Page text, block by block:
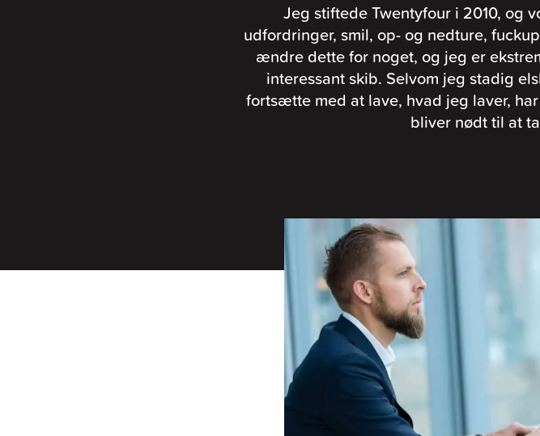
Jeg stiftede Twentyfour i 2010, og
udfordringer, smil, op- og nedture,
ændre dette for noget, og jeg er
interessant skib. Selvom jeg stadig
fortsætte med at lave, hvad jeg laver,
bliver nødt til at